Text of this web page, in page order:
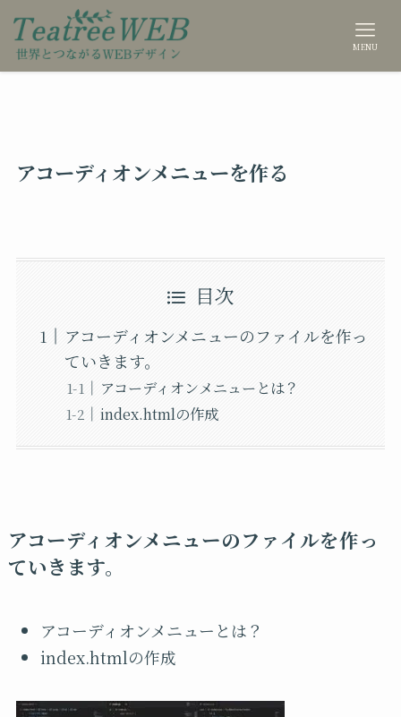
MENU
アコーディオンメニューを作る
目次
アコーディオンメニューのファイルを作っ
ていきます。
アコーディオンメニューとは？
index.htmlの作成
アコーディオンメニューのファイルを作っ
ていきます。
アコーディオンメニューとは？
index.htmlの作成